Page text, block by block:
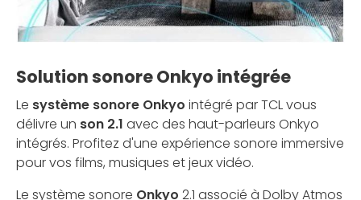
Solution sonore Onkyo intégrée
Le système sonore Onkyo intégré par TCL vous
délivre un son 2.1 avec des haut-parleurs Onkyo
intégrés. Profitez d'une expérience sonore immersive
pour vos films, musiques et jeux vidéo.
Le système sonore Onkyo 2.1 associé à Dolby Atmos